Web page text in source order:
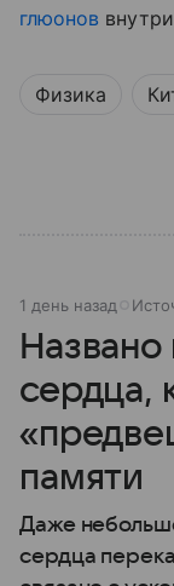
глюонов
Физика
1 день назад
сердца,
памяти
Даже
сердца